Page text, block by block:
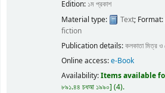
Edition: ১ম প্রকাশ
Material type:
Text; Format:
fiction
Publication details:কলকাতামিত্র ও
Online access:e-Book
Availability:Items available
৮৯১.৪৪ চধআ ১৯৯০ (4).